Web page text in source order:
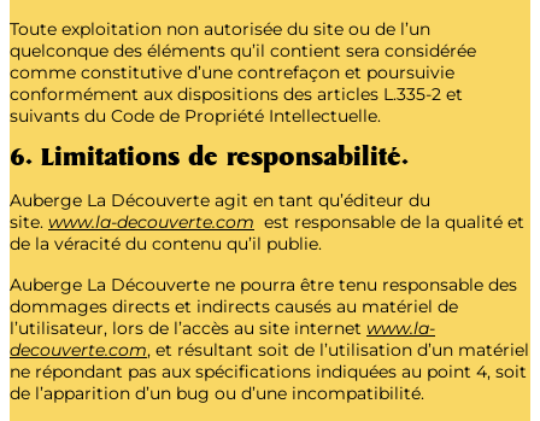
Toute exploitation non autorisée du site ou de l’un
quelconque des éléments qu’il contient sera considérée
comme constitutive d’une contrefaçon et poursuivie
conformément aux dispositions des articles L.335-2 et
suivants du Code de Propriété Intellectuelle.
6. Limitations de responsabilité.
Auberge La Découverte agit en tant qu’éditeur du
site. www.la-decouverte.com est responsable de la qualité et
de la véracité du contenu qu’il publie.
Auberge La Découverte ne pourra être tenu responsable des
dommages directs et indirects causés au matériel de
l’utilisateur, lors de l’accès au site internet www.la-
decouverte.com, et résultant soit de l’utilisation d’un matériel
ne répondant pas aux spécifications indiquées au point 4, soit
de l’apparition d’un bug ou d’une incompatibilité.